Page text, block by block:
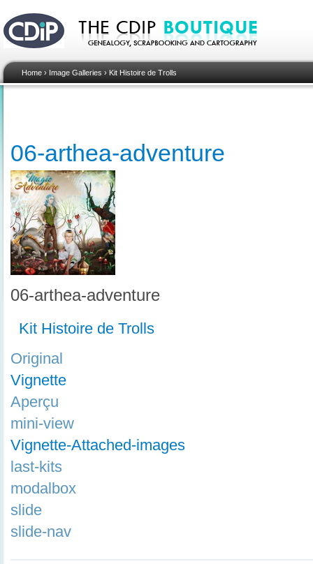
Home › Image Galleries › Kit Histoire de Trolls
06-arthea-adventure
06-arthea-adventure
Kit Histoire de Trolls
Original
Vignette
Aperçu
mini-view
Vignette-Attached-images
last-kits
modalbox
slide
slide-nav